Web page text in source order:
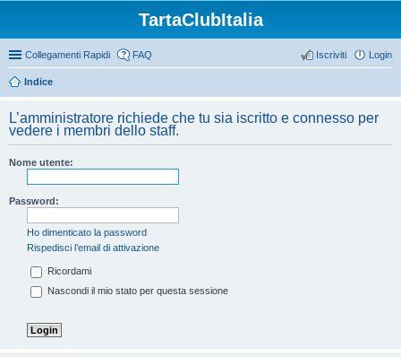
TartaClubItalia
Collegamenti Rapidi FAQ Login
Iscriviti
Indice
L’amministratore richiede che tu sia iscritto e connesso per
vedere i membri dello staff.
Nome utente:
Password:
Ho dimenticato la password
Rispedisci l’email di attivazione
Ricordami
Nascondi il mio stato per questa sessione